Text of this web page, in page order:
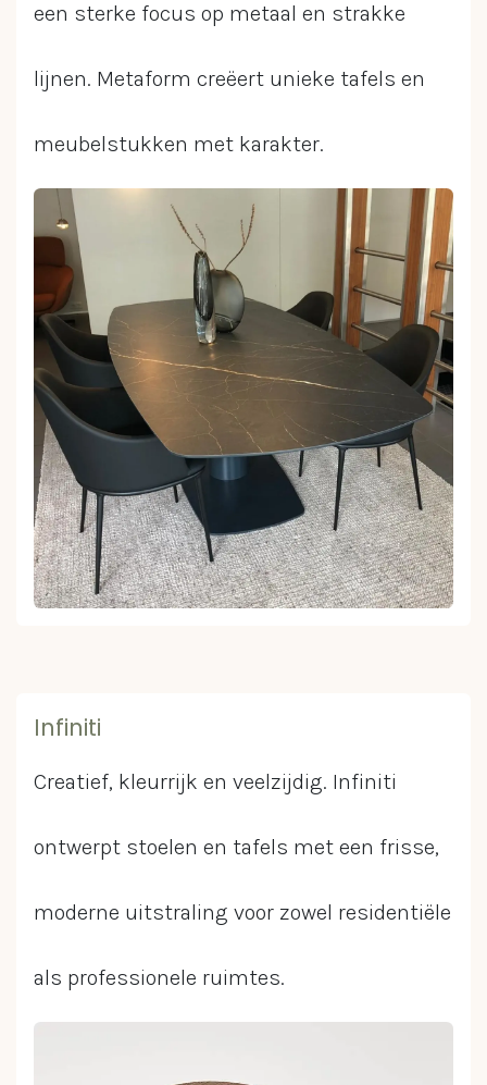
een sterke focus op metaal en strakke
lijnen. Metaform creëert unieke tafels en
meubelstukken met karakter.
Infiniti
Creatief, kleurrijk en veelzijdig. Infiniti
ontwerpt stoelen en tafels met een frisse,
moderne uitstraling voor zowel residentiële
als professionele ruimtes.